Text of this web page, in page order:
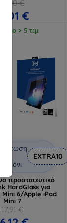
18,90 €
17,01 €
> 5 τεμ
Έκπτωση
κουπόνι
EXTRA10
προστατευτικό
HardGlass για
Mini 6/Apple iPad
Mini 7
17,91 €